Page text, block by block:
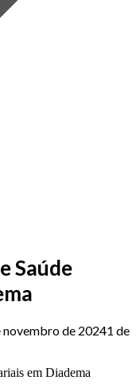
Saúde
novembro de 20241 de